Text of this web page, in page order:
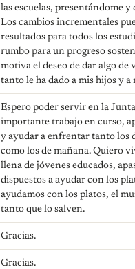
las escuelas, presentándome
Los cambios incrementales
resultados para todos los
rumbo para un progreso
motiva el deseo de dar algo de
tanto le ha dado a mis hijos y
Espero poder servir en la
importante trabajo en curso,
y ayudar a enfrentar tanto los
como los de mañana. Quiero
llena de jóvenes educados,
dispuestos a ayudar con los
ayudamos con los platos, el
tanto que lo salven.
Gracias.
Gracias.